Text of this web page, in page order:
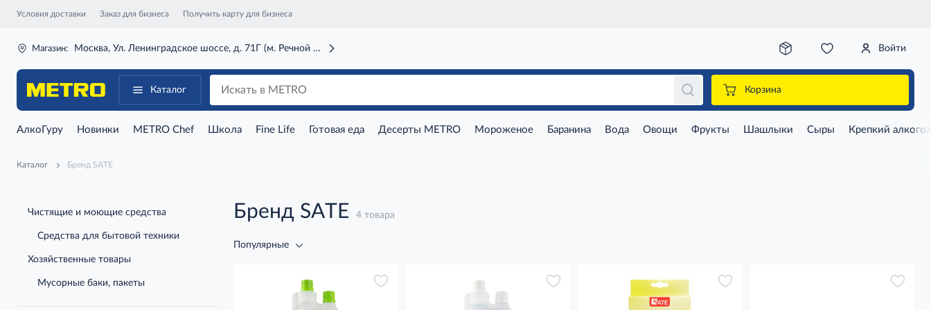
Условия доставки Заказ для бизнеса Получить карту для бизнеса
Магазин: Москва, Ул. Ленинградское шоссе, д. 71Г (м. Речной вокзал) Войти
Каталог Корзина
АлкоГуру Новинки METRO Chef Школа Fine Life Готовая еда Десерты METRO Мороженое Баранина Вода Овощи Фрукты Шашлыки Сыры Крепкий
Каталог Бренд SATE
Чистящие и моющие средства
Средства для бытовой техники
Хозяйственные товары
Мусорные баки, пакеты
Бренд SATE 4 товара
Популярные